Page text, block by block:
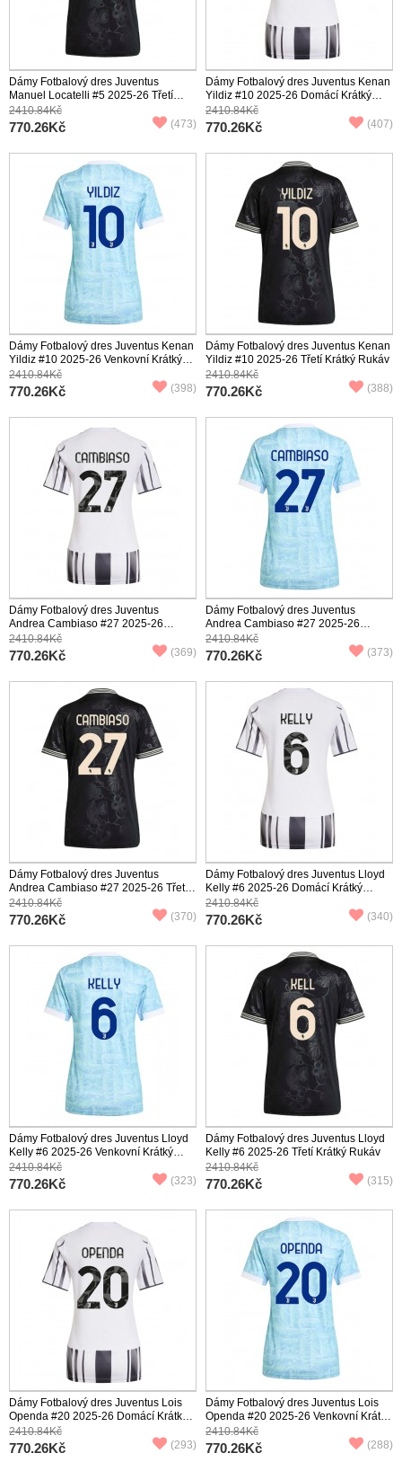
Dámy Fotbalový dres Juventus
Manuel Locatelli #5 2025-26 Třetí
Krátký Rukáv
2410.84Kč
770.26Kč (473)
Dámy Fotbalový dres Juventus Kenan
Yildiz #10 2025-26 Domácí Krátký
Rukáv
2410.84Kč
770.26Kč (407)
Dámy Fotbalový dres Juventus Kenan
Yildiz #10 2025-26 Venkovní Krátký
Rukáv
2410.84Kč
770.26Kč (398)
Dámy Fotbalový dres Juventus Kenan
Yildiz #10 2025-26 Třetí Krátký Rukáv
2410.84Kč
770.26Kč (388)
Dámy Fotbalový dres Juventus
Andrea Cambiaso #27 2025-26
Domácí Krátký Rukáv
2410.84Kč
770.26Kč (369)
Dámy Fotbalový dres Juventus
Andrea Cambiaso #27 2025-26
Venkovní Krátký Rukáv
2410.84Kč
770.26Kč (373)
Dámy Fotbalový dres Juventus
Andrea Cambiaso #27 2025-26 Třetí
Krátký Rukáv
2410.84Kč
770.26Kč (370)
Dámy Fotbalový dres Juventus Lloyd
Kelly #6 2025-26 Domácí Krátký
Rukáv
2410.84Kč
770.26Kč (340)
Dámy Fotbalový dres Juventus Lloyd
Kelly #6 2025-26 Venkovní Krátký
Rukáv
2410.84Kč
770.26Kč (323)
Dámy Fotbalový dres Juventus Lloyd
Kelly #6 2025-26 Třetí Krátký Rukáv
2410.84Kč
770.26Kč (315)
Dámy Fotbalový dres Juventus Lois
Openda #20 2025-26 Domácí Krátký
Rukáv
2410.84Kč
770.26Kč (293)
Dámy Fotbalový dres Juventus Lois
Openda #20 2025-26 Venkovní Krátký
Rukáv
2410.84Kč
770.26Kč (288)